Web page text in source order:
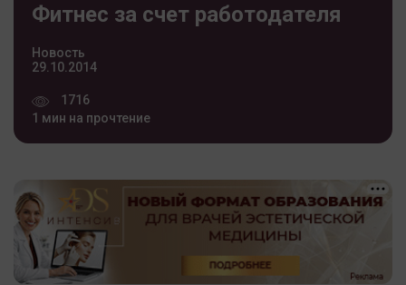
Фитнес за счет работодателя
Новость
29.10.2014
1716
1 мин на прочтение